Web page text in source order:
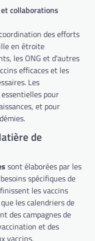
collaborations
des efforts
en étroite
les ONG et d'autres
efficaces et les
Les
pour
et pour
de
sont élaborées par les
spécifiques de
les vaccins
les calendriers de
des campagnes de
et des